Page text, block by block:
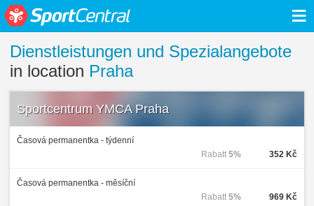
≡
Dienstleistungen und Spezialangebote
in location Praha
Sportcentrum YMCA Praha
Časová permanentka - týdenní
352 Kč
Rabatt 5%
Časová permanentka - měsíční
969 Kč
Rabatt 5%